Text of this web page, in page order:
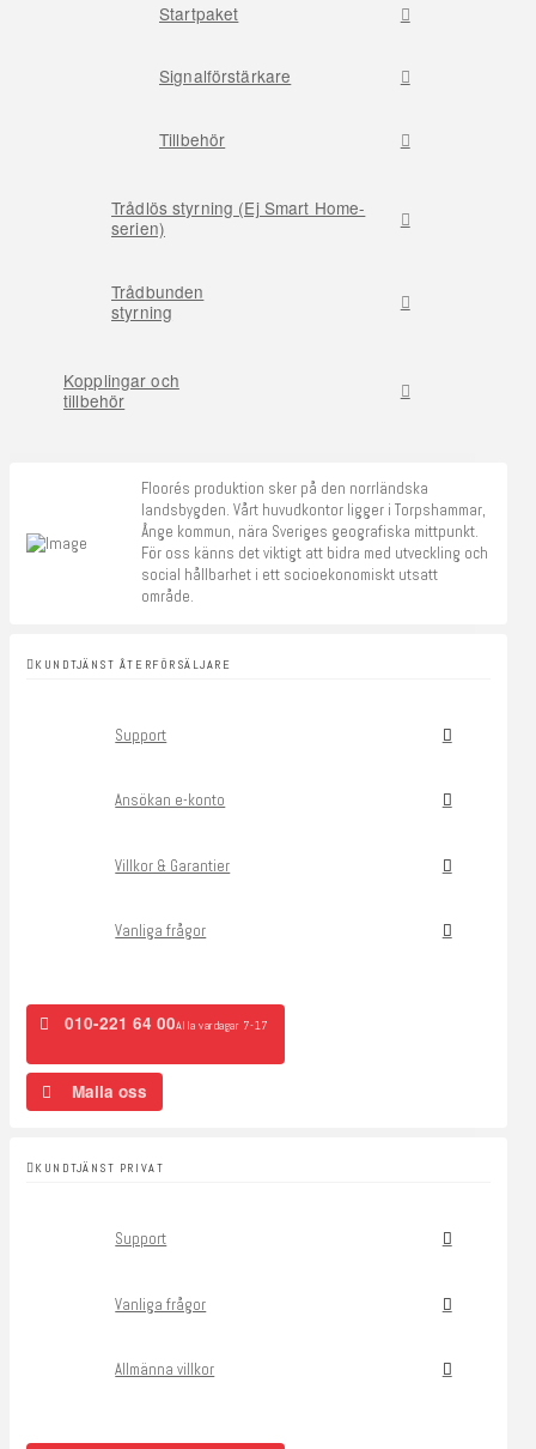
Startpaket
Signalförstärkare
Tillbehör
Trådlös styrning (Ej Smart Home-
serien)
Trådbunden
styrning
Kopplingar och
tillbehör
Floorés produktion sker på den norrländska
landsbygden. Vårt huvudkontor ligger i Torpshammar,
Ånge kommun, nära Sveriges geografiska mittpunkt.
För oss känns det viktigt att bidra med utveckling och
social hållbarhet i ett socioekonomiskt utsatt
område.
KUNDTJÄNST ÅTERFÖRSÄLJARE
Support
Ansökan e-konto
Villkor & Garantier
Vanliga frågor
010-221 64 00Alla vardagar 7-17
Maila oss
KUNDTJÄNST PRIVAT
Support
Vanliga frågor
Allmänna villkor